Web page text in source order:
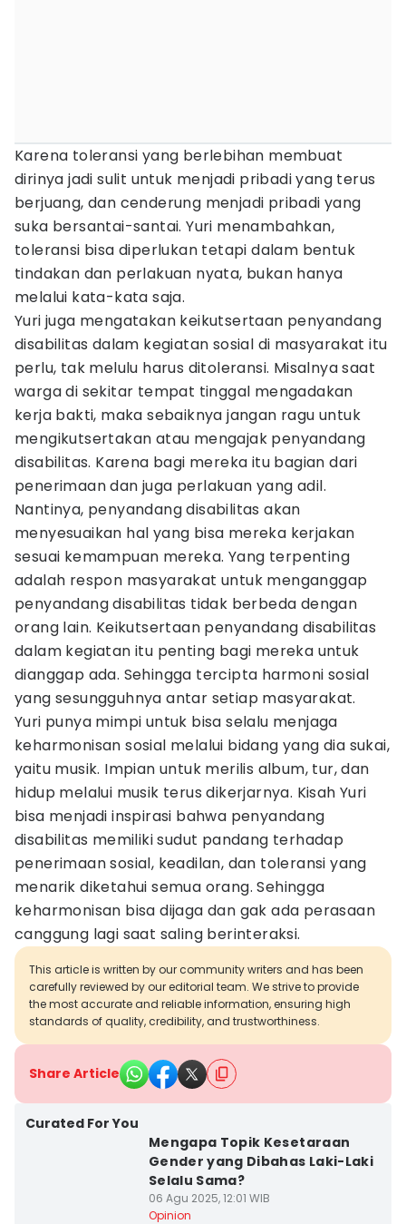
Karena toleransi yang berlebihan membuat
dirinya jadi sulit untuk menjadi pribadi yang terus
berjuang, dan cenderung menjadi pribadi yang
suka bersantai-santai. Yuri menambahkan,
toleransi bisa diperlukan tetapi dalam bentuk
tindakan dan perlakuan nyata, bukan hanya
melalui kata-kata saja.
Yuri juga mengatakan keikutsertaan penyandang
disabilitas dalam kegiatan sosial di masyarakat itu
perlu, tak melulu harus ditoleransi. Misalnya saat
warga di sekitar tempat tinggal mengadakan
kerja bakti, maka sebaiknya jangan ragu untuk
mengikutsertakan atau mengajak penyandang
disabilitas. Karena bagi mereka itu bagian dari
penerimaan dan juga perlakuan yang adil.
Nantinya, penyandang disabilitas akan
menyesuaikan hal yang bisa mereka kerjakan
sesuai kemampuan mereka. Yang terpenting
adalah respon masyarakat untuk menganggap
penyandang disabilitas tidak berbeda dengan
orang lain. Keikutsertaan penyandang disabilitas
dalam kegiatan itu penting bagi mereka untuk
dianggap ada. Sehingga tercipta harmoni sosial
yang sesungguhnya antar setiap masyarakat.
Yuri punya mimpi untuk bisa selalu menjaga
keharmonisan sosial melalui bidang yang dia sukai,
yaitu musik. Impian untuk merilis album, tur, dan
hidup melalui musik terus dikerjarnya. Kisah Yuri
bisa menjadi inspirasi bahwa penyandang
disabilitas memiliki sudut pandang terhadap
penerimaan sosial, keadilan, dan toleransi yang
menarik diketahui semua orang. Sehingga
keharmonisan bisa dijaga dan gak ada perasaan
canggung lagi saat saling berinteraksi.
This article is written by our community writers and has been
carefully reviewed by our editorial team. We strive to provide
the most accurate and reliable information, ensuring high
standards of quality, credibility, and trustworthiness.
Share Article
Curated For You
Mengapa Topik Kesetaraan
Gender yang Dibahas Laki-Laki
Selalu Sama?
06 Agu 2025, 12:01 WIB
Opinion